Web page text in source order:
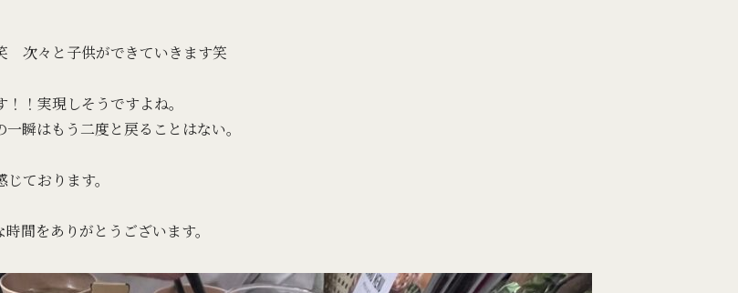
次々と子供ができていきます笑
！実現しそうですよね。
瞬はもう二度と戻ることはない。
ております。
間をありがとうございます。